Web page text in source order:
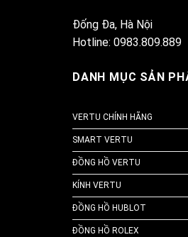
Đống Đa, Hà Nội
Hotline: 0983.809.889
DANH MỤC SẢN
VERTU CHÍNH HÃNG
SMART VERTU
ĐỒNG HỒ VERTU
KÍNH VERTU
ĐỒNG HỒ HUBLOT
ĐỒNG HỒ ROLEX